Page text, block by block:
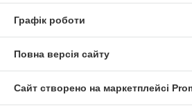
Графік роботи
Повна версія сайту
Сайт створено на маркетплейсі